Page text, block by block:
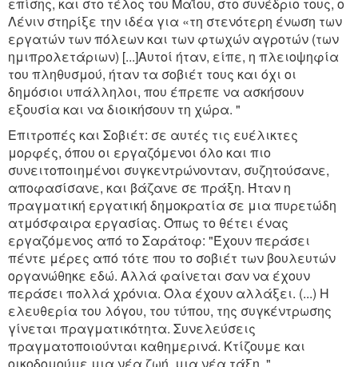
Λένιν στηρίξε την ιδέα για «τη στενότερη ένωση των
εργατών των πόλεων και των φτωχών αγροτών (των
ημιπρολετάριων) [...]Αυτοί ήταν, είπε, η πλειοψηφία
του πληθυσμού, ήταν τα σοβιέτ τους και όχι οι
δημόσιοι υπάλληλοι, που έπρεπε να ασκήσουν
εξουσία και να διοικήσουν τη χώρα. "
Επιτροπές και Σοβιέτ: σε αυτές τις ευέλικτες
μορφές, όπου οι εργαζόμενοι όλο και πιο
συνειτοποιημένοι συγκεντρώνονταν, συζητούσανε,
αποφασίσανε, και βάζανε σε πράξη. Ήταν η
πραγματική εργατική δημοκρατία σε μια πυρετώδη
ατμόσφαιρα εργασίας. Όπως το θέτει ένας
εργαζόμενος από το Σαράτοφ: "Έχουν περάσει
πέντε μέρες από τότε που το σοβιέτ των βουλευτών
οργανώθηκε εδώ. Αλλά φαίνεται σαν να έχουν
περάσει πολλά χρόνια. Όλα έχουν αλλάξει. (...) Η
ελευθερία του λόγου, του τύπου, της συγκέντρωσης
γίνεται πραγματικότητα. Συνελεύσεις
πραγματοποιούνται καθημερινά. Κτίζουμε και